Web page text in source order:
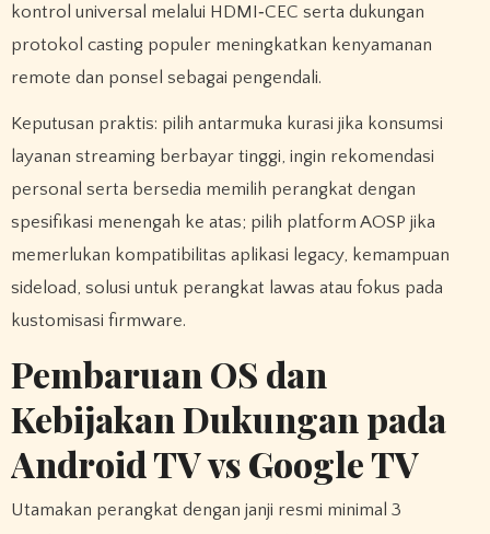
kontrol universal melalui HDMI‑CEC serta dukungan
protokol casting populer meningkatkan kenyamanan
remote dan ponsel sebagai pengendali.
Keputusan praktis: pilih antarmuka kurasi jika konsumsi
layanan streaming berbayar tinggi, ingin rekomendasi
personal serta bersedia memilih perangkat dengan
spesifikasi menengah ke atas; pilih platform AOSP jika
memerlukan kompatibilitas aplikasi legacy, kemampuan
sideload, solusi untuk perangkat lawas atau fokus pada
kustomisasi firmware.
Pembaruan OS dan
Kebijakan Dukungan pada
Android TV vs Google TV
Utamakan perangkat dengan janji resmi minimal 3